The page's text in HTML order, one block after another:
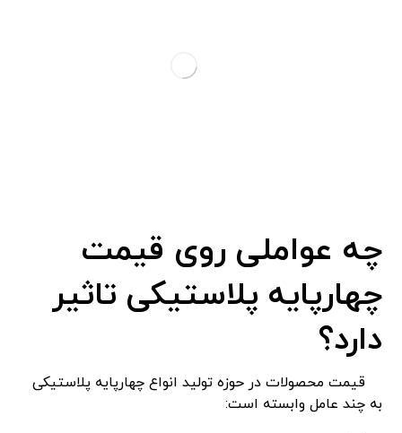
چه عواملی روی قیمت
چهارپایه پلاستیکی تاثیر
دارد؟
قیمت محصولات در حوزه تولید انواع چهارپایه پلاستیکی
به چند عامل وابسته است: